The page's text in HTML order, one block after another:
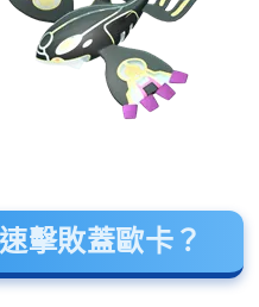
擊敗蓋歐卡？